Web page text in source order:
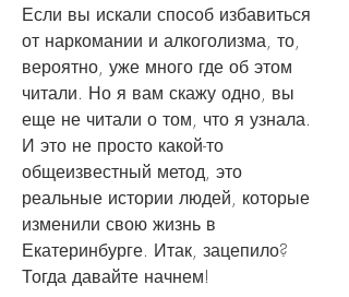
Если вы искали способ избавиться
от наркомании и алкоголизма, то,
вероятно, уже много где об этом
читали. Но я вам скажу одно, вы
еще не читали о том, что я узнала.
И это не просто какой-то
общеизвестный метод, это
реальные истории людей, которые
изменили свою жизнь в
Екатеринбурге. Итак, зацепило?
Тогда давайте начнем!